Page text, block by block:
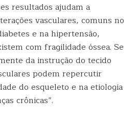
resultados ajudam a
vasculares, comuns no
e na hipertensão,
com fragilidade óssea. Se
da instrução do tecido
podem repercutir
do esqueleto e na etiologia
crônicas”.